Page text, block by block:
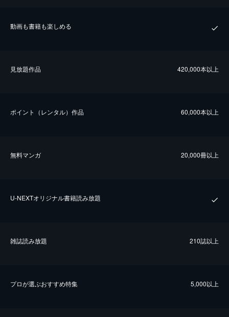
動画も書籍も楽しめる
⾒放題作品 420,000本以上
ポイント（レンタル）作品 60,000本以上
無料マンガ 20,000冊以上
U-NEXTオリジナル書籍読み放題
雑誌読み放題 210誌以上
プロが選ぶおすすめ特集 5,000以上